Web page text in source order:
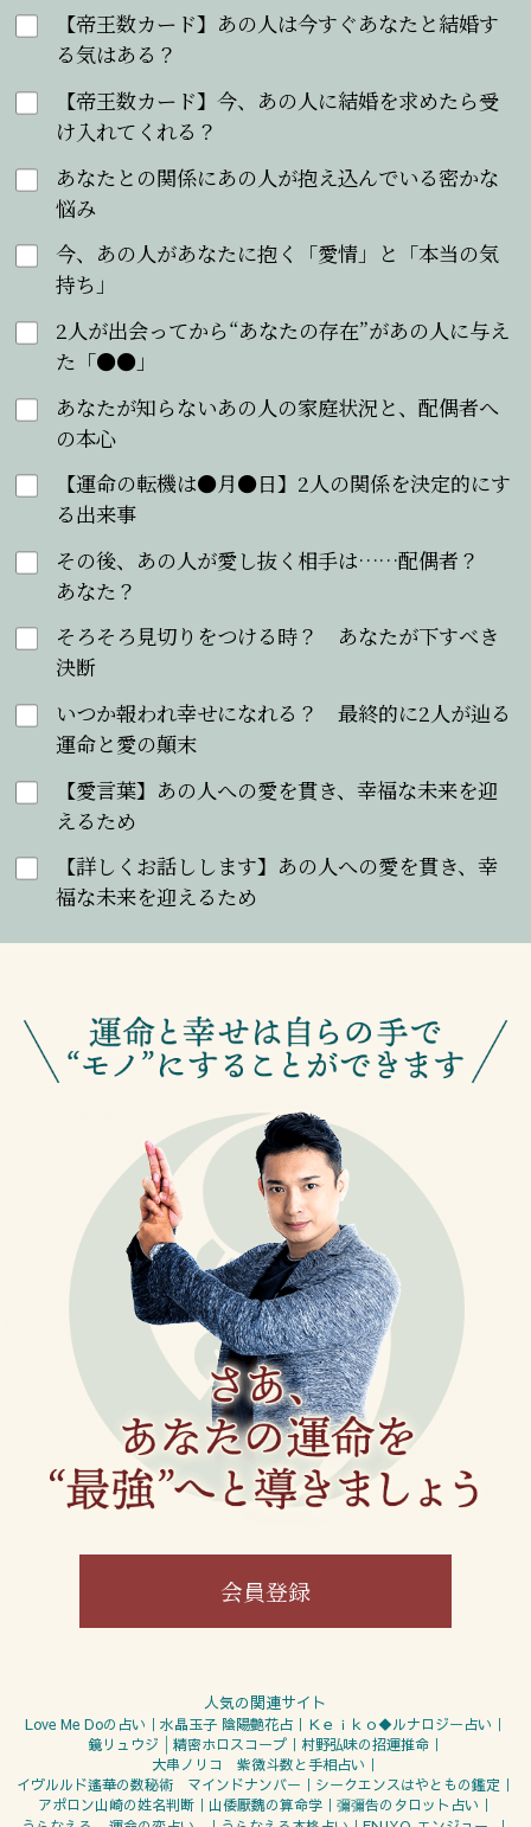
【帝王数カード】あの人は今すぐあなたと結婚す
る気はある？
【帝王数カード】今、あの人に結婚を求めたら受
け入れてくれる？
あなたとの関係にあの人が抱え込んでいる密かな
悩み
今、あの人があなたに抱く「愛情」と「本当の気
持ち」
2人が出会ってから“あなたの存在”があの人に与え
た「●●」
あなたが知らないあの人の家庭状況と、配偶者へ
の本心
【運命の転機は●月●日】2人の関係を決定的にす
る出来事
その後、あの人が愛し抜く相手は……配偶者？
あなた？
そろそろ見切りをつける時？ あなたが下すべき
決断
いつか報われ幸せになれる？ 最終的に2人が辿る
運命と愛の顛末
【愛言葉】あの人への愛を貫き、幸福な未来を迎
えるため
【詳しくお話しします】あの人への愛を貫き、幸
福な未来を迎えるため
会員登録
人気の関連サイト
Love Me Doの占い 水晶玉子 陰陽艶花占
Ｋｅｉｋｏ◆ルナロジー占い
鏡リュウジ│精密ホロスコープ
村野弘味の招運推命
大串ノリコ 紫微斗数と手相占い
イヴルルド遙華の数秘術 マインドナンバー
シークエンスはやともの鑑定
アポロン山崎の姓名判断
山倭厭魏の算命学
彌彌告のタロット占い